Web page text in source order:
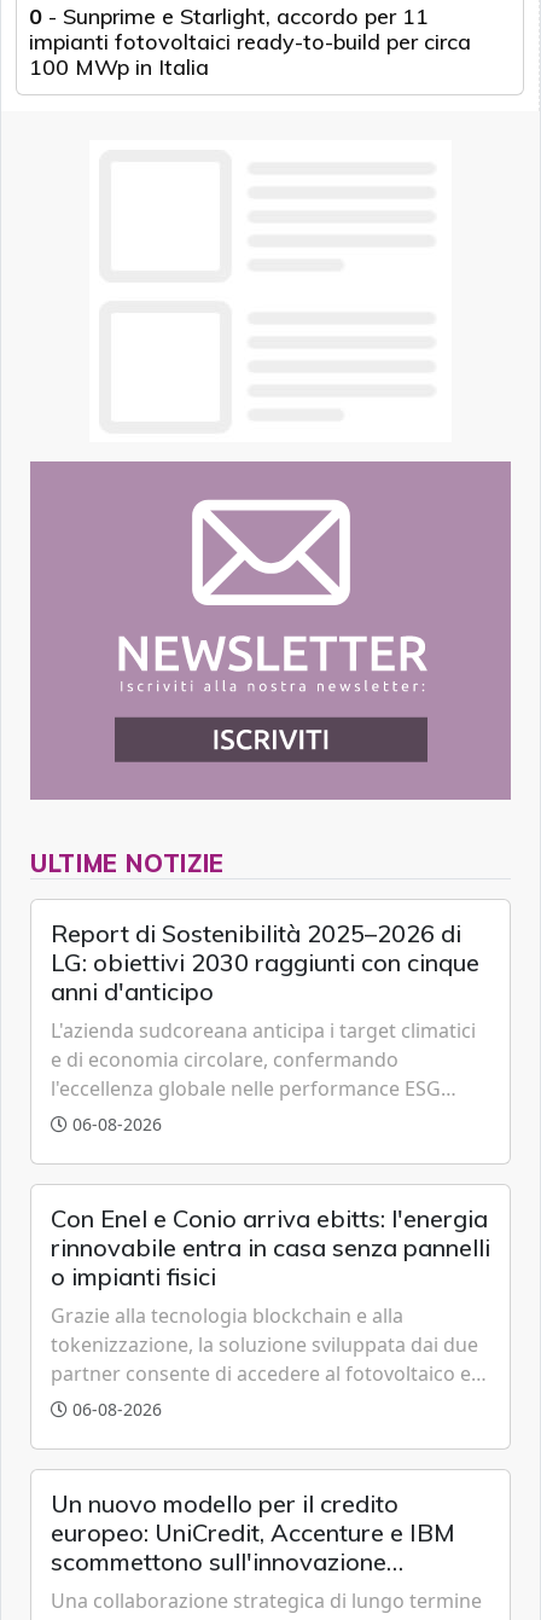
0 - Sunprime e Starlight, accordo per 11
impianti fotovoltaici ready-to-build per circa
100 MWp in Italia
ULTIME NOTIZIE
Report di Sostenibilità 2025–2026 di
LG: obiettivi 2030 raggiunti con cinque
anni d'anticipo
L'azienda sudcoreana anticipa i target climatici
e di economia circolare, confermando
l'eccellenza globale nelle performance ESG
grazie a innovazione, accessibilità e governance
06-08-2026
Con Enel e Conio arriva ebitts: l'energia
rinnovabile entra in casa senza pannelli
o impianti fisici
Grazie alla tecnologia blockchain e alla
tokenizzazione, la soluzione sviluppata dai due
partner consente di accedere al fotovoltaico e
all'eolico ottenendo risparmi diretti in bolletta,
06-08-2026
Un nuovo modello per il credito
europeo: UniCredit, Accenture e IBM
scommettono sull'innovazione
tecnologica
Una collaborazione strategica di lungo termine